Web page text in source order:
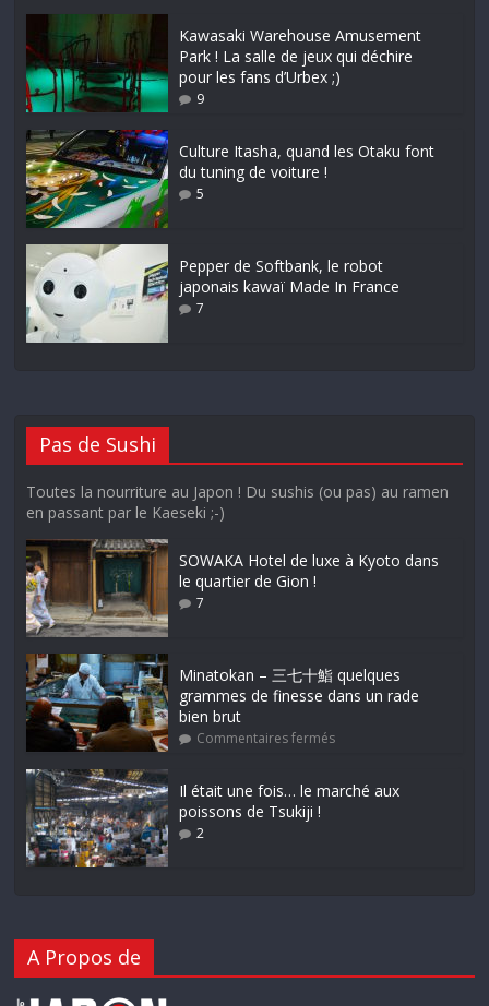
Kawasaki Warehouse Amusement
Park ! La salle de jeux qui déchire
pour les fans d’Urbex ;)
9
Culture Itasha, quand les Otaku font
du tuning de voiture !
5
Pepper de Softbank, le robot
japonais kawaï Made In France
7
Pas de Sushi
Toutes la nourriture au Japon ! Du sushis (ou pas) au ramen
en passant par le Kaeseki ;-)
SOWAKA Hotel de luxe à Kyoto dans
le quartier de Gion !
7
Minatokan – 三七十鮨 quelques
grammes de finesse dans un rade
bien brut
Commentaires fermés
Il était une fois… le marché aux
poissons de Tsukiji !
2
A Propos de